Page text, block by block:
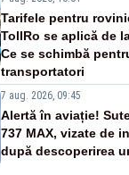
Tarifele pentru
TollRo se aplică de
Ce se schimbă
transportatori
7 aug. 2026, 09:45
Alertă în aviație!
737 MAX, vizate de
după descoperirea